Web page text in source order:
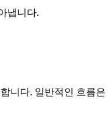
냅니다.
니다. 일반적인 흐름